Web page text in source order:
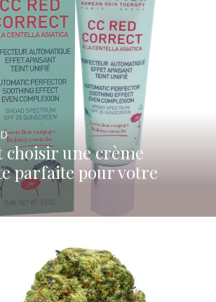
choisir une crème
parfaite pour votre